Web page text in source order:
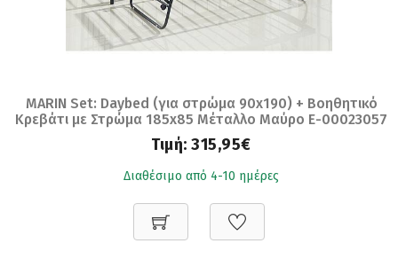
MARIN Set: Daybed (για στρώμα 90x190) + Βοηθητικό
Κρεβάτι με Στρώμα 185x85 Μέταλλο Μαύρο Ε-00023057
Ε8043,11
Τιμή:315,95€
Διαθέσιμο από 4-10 ημέρες